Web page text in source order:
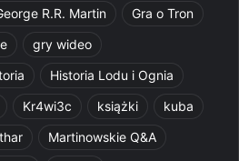
R.R. Martin
Gra o Tron
gry wideo
Historia Lodu i Ognia
Kr4wi3c książki
kuba
Martinowskie Q&A